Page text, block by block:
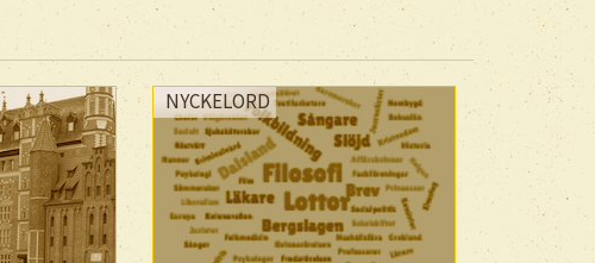
NYCKELORD